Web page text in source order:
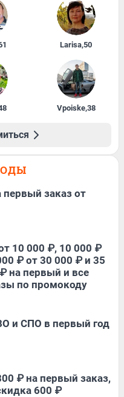
Larisa,50
Vpoiske,38
заказ от
10 000 ₽, 10 000 ₽
₽ от 30 000 ₽ и 35
на первый и все
по промокоду
и СПО в первый год
₽ на первый заказ,
600 ₽